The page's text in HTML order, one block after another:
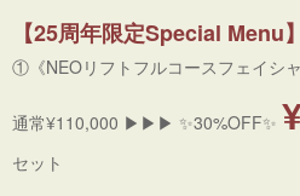
【25周年限定Special Menu】
①《NEOリフトフルコースフェイシャ
通常¥110,000 ▶︎▶︎▶︎ ✨30%OFF✨
セット